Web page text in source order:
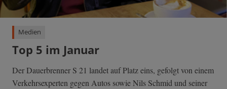
Medien
Top 5 im Januar
Der Dauerbrenner S 21 landet auf Platz eins, gefolgt von einem
Verkehrsexperten gegen Autos sowie Nils Schmid und seiner